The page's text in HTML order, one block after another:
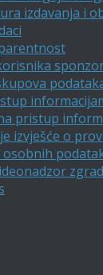
izdavanja i
pristup
izvješće o
osobnih